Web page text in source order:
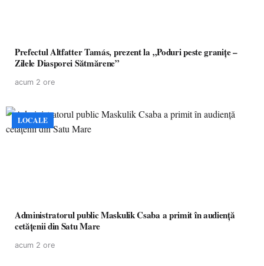
Prefectul Altfatter Tamás, prezent la „Poduri peste granițe –
Zilele Diasporei Sătmărene”
acum 2 ore
LOCALE
Administratorul public Maskulik Csaba a primit în audiență
cetățenii din Satu Mare
acum 2 ore